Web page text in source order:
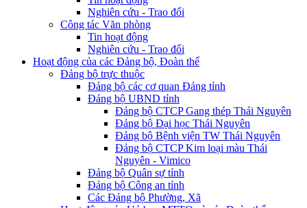
Nghiên cứu - Trao đổi
Công tác Văn phòng
Tin hoạt động
Nghiên cứu - Trao đổi
Hoạt động của các Đảng bộ, Đoàn thể
Đảng bộ trực thuộc
Đảng bộ các cơ quan Đảng tỉnh
Đảng bộ UBND tỉnh
Đảng bộ CTCP Gang thép Thái Nguyên
Đảng bộ Đại học Thái Nguyên
Đảng bộ Bệnh viện TW Thái Nguyên
Đảng bộ CTCP Kim loại màu Thái
Nguyên - Vimico
Đảng bộ Quân sự tỉnh
Đảng bộ Công an tỉnh
Các Đảng bộ Phường, Xã